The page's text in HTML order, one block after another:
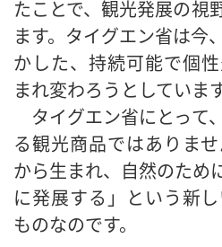
たことで、観光発展の視
ます。タイグエン省は今
かした、持続可能で個
まれ変わろうとしています
タイグエン省にとって
る観光商品ではありま
から生まれ、自然のため
に発展する」という新
ものなのです。